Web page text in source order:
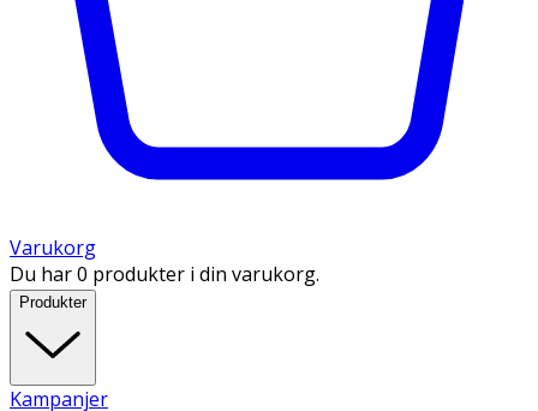
Varukorg
Du har 0 produkter i din varukorg.
Produkter
Kampanjer